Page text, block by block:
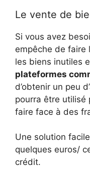
Le vente de
Si vous avez
empêche de faire
les biens inutiles
plateformes
d’obtenir un peu
pourra être utilisé
faire face à des
Une solution
quelques euros/
crédit.